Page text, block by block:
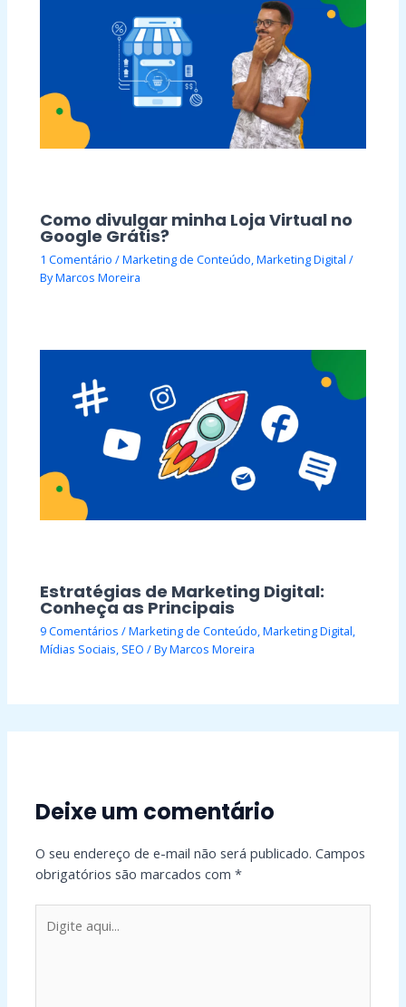
Como divulgar minha Loja Virtual no
Google Grátis?
1 Comentário /Marketing de Conteúdo,Marketing Digital /
ByMarcos Moreira
Estratégias de Marketing Digital:
Conheça as Principais
9 Comentários /Marketing de Conteúdo,Marketing Digital,
Mídias Sociais, SEO / ByMarcos Moreira
Deixe um comentário
O seu endereço de e-mail não será publicado. Campos
obrigatórios são marcados com*
aqui...